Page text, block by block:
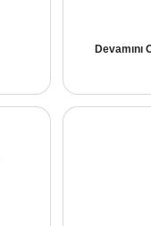
Devamını